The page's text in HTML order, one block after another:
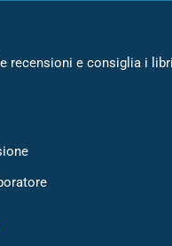
recensioni e consiglia i